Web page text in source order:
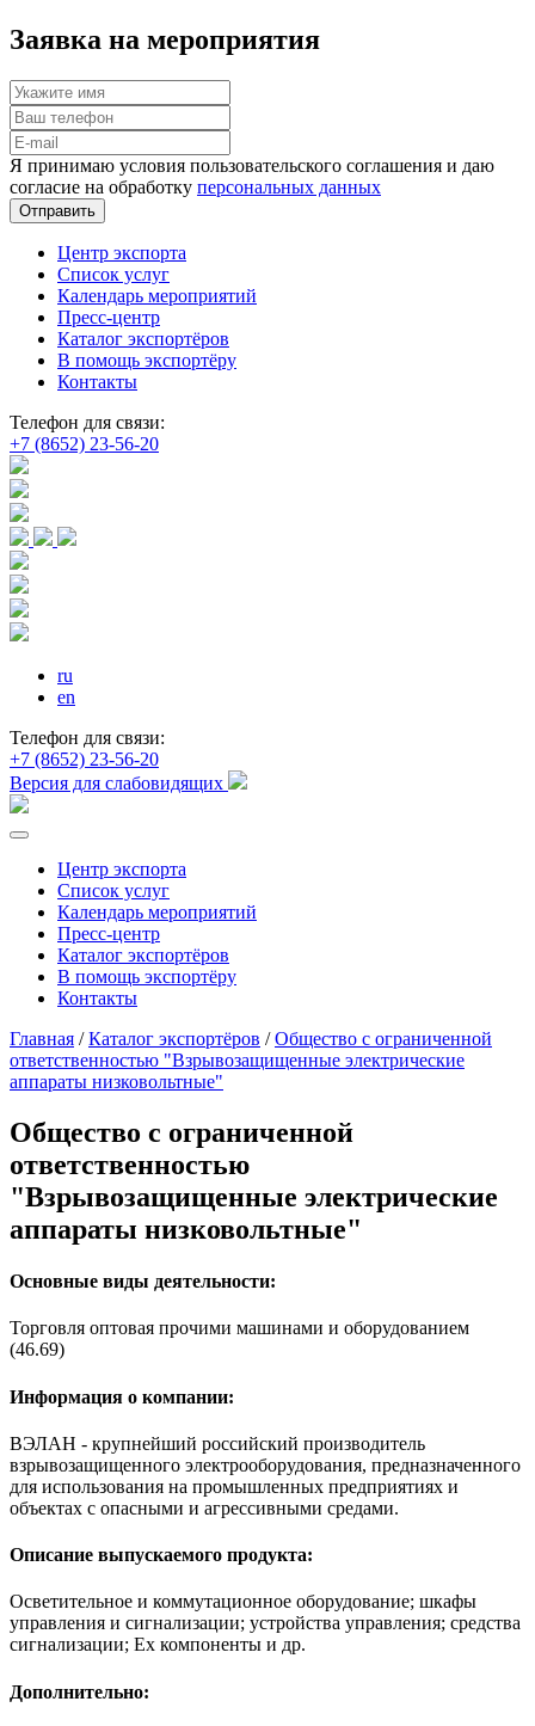
Заявка на мероприятия
Я принимаю условия пользовательского соглашения и даю
согласие на обработку персональных данных
Отправить
Центр экспорта
Список услуг
Календарь мероприятий
Пресс-центр
Каталог экспортёров
В помощь экспортёру
Контакты
Телефон для связи:
+7 (8652) 23-56-20
ru
en
Телефон для связи:
+7 (8652) 23-56-20
Версия для слабовидящих
Центр экспорта
Список услуг
Календарь мероприятий
Пресс-центр
Каталог экспортёров
В помощь экспортёру
Контакты
Главная /Каталог экспортёров /Общество с ограниченной
ответственностью "Взрывозащищенные электрические
аппараты низковольтные"
Общество с ограниченной
ответственностью
"Взрывозащищенные электрические
аппараты низковольтные"
Основные виды деятельности:
Торговля оптовая прочими машинами и оборудованием
(46.69)
Информация о компании:
ВЭЛАН - крупнейший российский производитель
взрывозащищенного электрооборудования, предназначенного
для использования на промышленных предприятиях и
объектах с опасными и агрессивными средами.
Описание выпускаемого продукта:
Осветительное и коммутационное оборудование; шкафы
управления и сигнализации; устройства управления; средства
сигнализации; Ex компоненты и др.
Дополнительно: